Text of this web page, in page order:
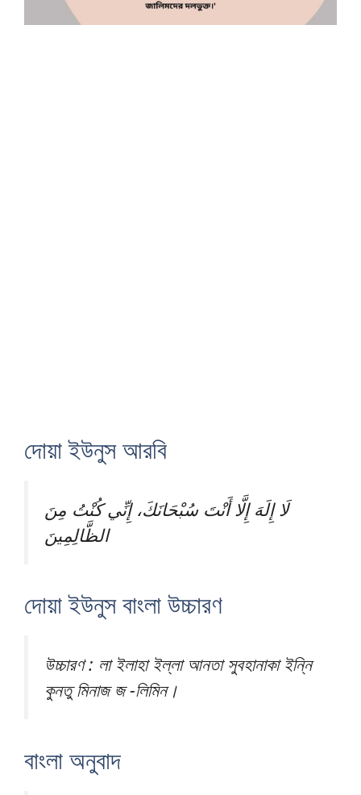
দোয়া ইউনুস আরবি
لَا إِلَهَ إِلَّا أَنْتَ سُبْحَانَكَ، إِنِّي كُنْتُ مِنَ
الظَّالِمِينَ
দোয়া ইউনুস বাংলা উচ্চারণ
উচ্চারণ : লা ইলাহা ইল্লা আনতা সুবহানাকা ইন্নি
কুনতু মিনাজ জ -লিমিন।
বাংলা অনুবাদ